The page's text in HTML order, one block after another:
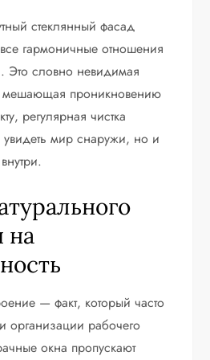
стеклянный фасад
гармоничные отношения
Это словно невидимая
мешающая проникновению
регулярная чистка
увидеть мир снаружи, но и
на
— факт, который часто
организации рабочего
окна пропускают